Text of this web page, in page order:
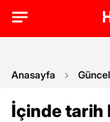
Anasayfa Güncel
İçinde tarih